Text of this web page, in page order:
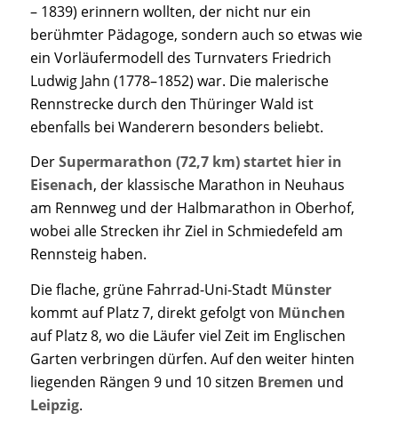
– 1839) erinnern wollten, der nicht nur ein
berühmter Pädagoge, sondern auch so etwas wie
ein Vorläufermodell des Turnvaters Friedrich
Ludwig Jahn (1778–1852) war. Die malerische
Rennstrecke durch den Thüringer Wald ist
ebenfalls bei Wanderern besonders beliebt.
DerSupermarathon (72,7 km) startet hier in
Eisenach, der klassische Marathon in Neuhaus
am Rennweg und der Halbmarathon in Oberhof,
wobei alle Strecken ihr Ziel in Schmiedefeld am
Rennsteig haben.
Die flache, grüne Fahrrad-Uni-StadtMünster
kommt auf Platz 7, direkt gefolgt von München
auf Platz 8, wo die Läufer viel Zeit im Englischen
Garten verbringen dürfen. Auf den weiter hinten
liegenden Rängen 9 und 10 sitzen Bremen und
Leipzig.